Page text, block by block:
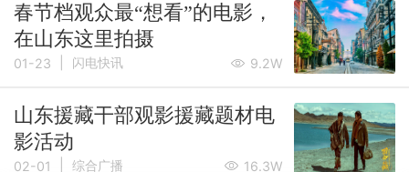
完成
春节档观众最“想看”的电影，
在山东这里拍摄
01-23 闪电快讯 9.2W
山东援藏干部观影援藏题材电
影活动
02-01 综合广播 16.3W